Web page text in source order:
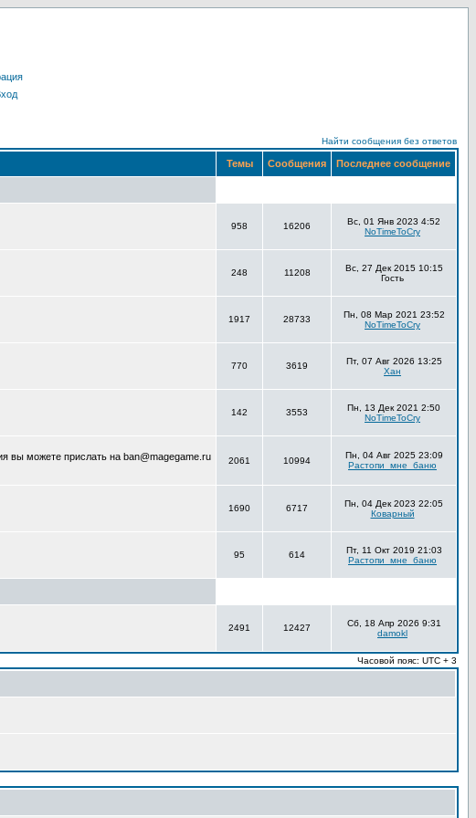
Найти сообщения без ответов
Темы Сообщения Последнее сообщение
958 16206
Вс, 01 Янв 2023 4:52
NoTimeToCry
248 11208
Вс, 27 Дек 2015 10:15
Гость
1917 28733
Пн, 08 Мар 2021 23:52
NoTimeToCry
770 3619
Пт, 07 Авг 2026 13:25
Хан
142 3553
Пн, 13 Дек 2021 2:50
NoTimeToCry
вы можете прислать на ban@magegame.ru
2061 10994
Пн, 04 Авг 2025 23:09
Растопи_мне_баню
1690 6717
Пн, 04 Дек 2023 22:05
Коварный
95 614
Пт, 11 Окт 2019 21:03
Растопи_мне_баню
2491 12427
Сб, 18 Апр 2026 9:31
damokl
Часовой пояс: UTC + 3